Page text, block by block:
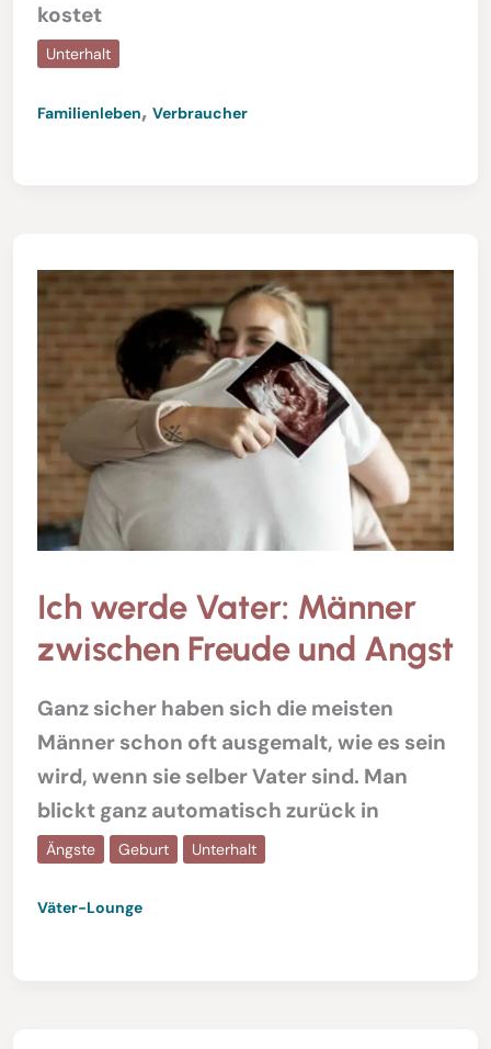
kostet
Unterhalt
Familienleben, Verbraucher
Ich werde Vater: Männer
zwischen Freude und Angst
Ganz sicher haben sich die meisten
Männer schon oft ausgemalt, wie es sein
wird, wenn sie selber Vater sind. Man
blickt ganz automatisch zurück in
Ängste Geburt Unterhalt
Väter-Lounge